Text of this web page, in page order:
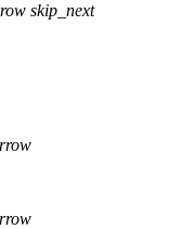
skip_next